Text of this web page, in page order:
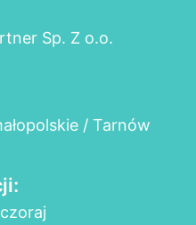
Sp. Z o.o.
/ Tarnów